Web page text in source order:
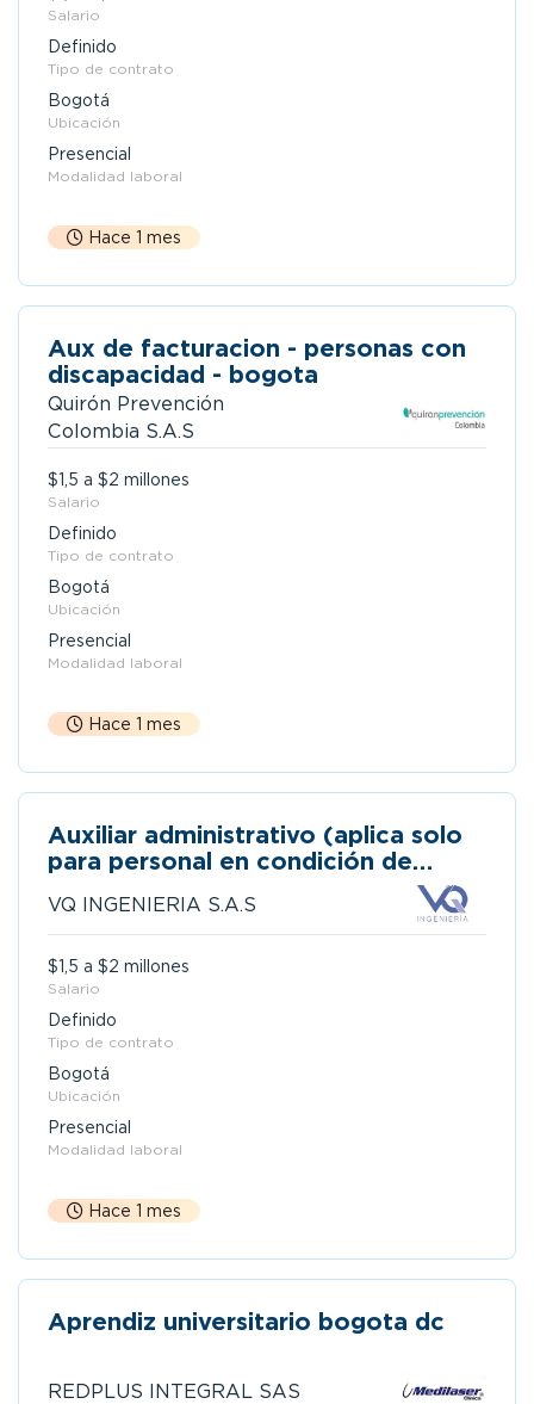
Salario
Definido
Tipo de contrato
Bogotá
Ubicación
Presencial
Modalidad laboral
Hace 1 mes
Aux de facturacion - personas con
discapacidad - bogota
Quirón Prevención
Colombia S.A.S
$1,5 a $2 millones
Salario
Definido
Tipo de contrato
Bogotá
Ubicación
Presencial
Modalidad laboral
Hace 1 mes
Auxiliar administrativo (aplica solo
para personal en condición de
VQ INGENIERIA S.A.S
$1,5 a $2 millones
Salario
Definido
Tipo de contrato
Bogotá
Ubicación
Presencial
Modalidad laboral
Hace 1 mes
Aprendiz universitario bogota dc
REDPLUS INTEGRAL SAS